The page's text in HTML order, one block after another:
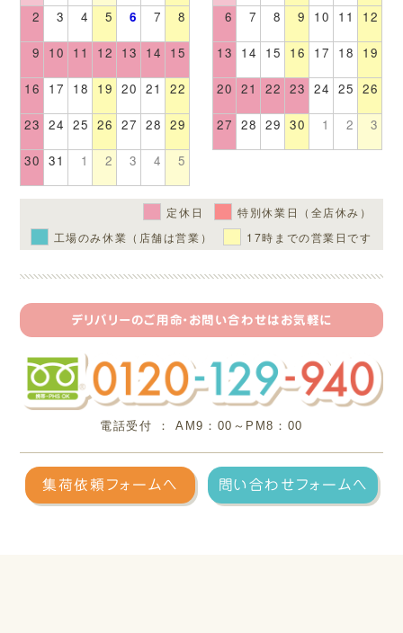
2 3 4 5 6 7 8
9 10 11 12 13 14 15
16 17 18 19 20 21 22
23 24 25 26 27 28 29
30 31 1 2 3 4 5
6 7 8 9 10 11 12
13 14 15 16 17 18 19
20 21 22 23 24 25 26
27 28 29 30 1 2 3
定休日
特別休業日（全店休み）
工場のみ休業（店舗は営業）
17時までの営業日です
デリバリーのご用命・お問い合わせはお気軽に
電話受付 ： AM9：00～PM8：00
集荷依頼フォームへ 問い合わせフォームへ